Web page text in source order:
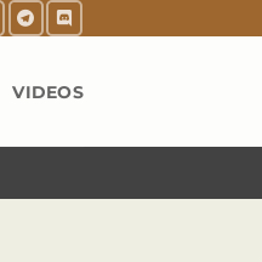
VIDEOS